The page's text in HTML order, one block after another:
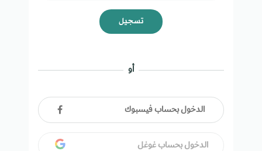
تسجيل
أو
الدخول بحساب فيسبوك
الدخول بحساب غوغل